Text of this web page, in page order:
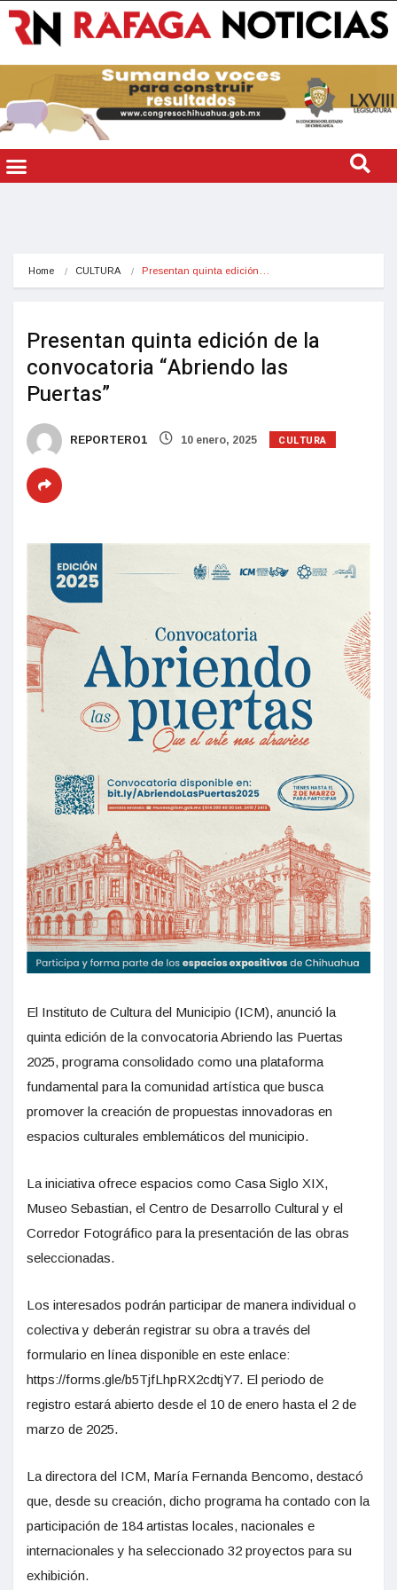
Home CULTURA Presentan quinta edición…
Presentan quinta edición de la
convocatoria “Abriendo las
Puertas”
REPORTERO1 10 enero, 2025 CULTURA
El Instituto de Cultura del Municipio (ICM), anunció la
quinta edición de la convocatoria Abriendo las Puertas
2025, programa consolidado como una plataforma
fundamental para la comunidad artística que busca
promover la creación de propuestas innovadoras en
espacios culturales emblemáticos del municipio.
La iniciativa ofrece espacios como Casa Siglo XIX,
Museo Sebastian, el Centro de Desarrollo Cultural y el
Corredor Fotográfico para la presentación de las obras
seleccionadas.
Los interesados podrán participar de manera individual o
colectiva y deberán registrar su obra a través del
formulario en línea disponible en este enlace:
https://forms.gle/b5TjfLhpRX2cdtjY7. El periodo de
registro estará abierto desde el 10 de enero hasta el 2 de
marzo de 2025.
La directora del ICM, María Fernanda Bencomo, destacó
que, desde su creación, dicho programa ha contado con la
participación de 184 artistas locales, nacionales e
internacionales y ha seleccionado 32 proyectos para su
exhibición.